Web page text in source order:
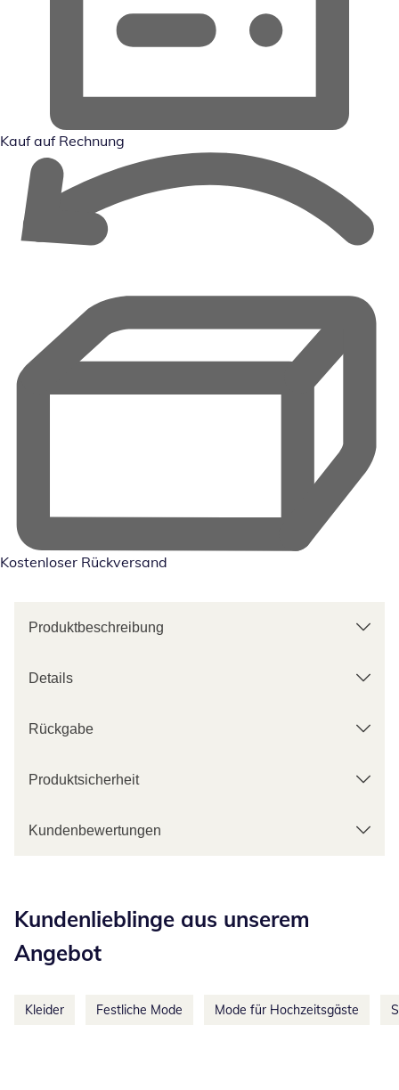
Kauf auf Rechnung
Kostenloser Rückversand
Produktbeschreibung
Details
Rückgabe
Produktsicherheit
Kundenbewertungen
Kundenlieblinge aus unserem
Angebot
Kleider Festliche Mode Mode für Hochzeitsgäste